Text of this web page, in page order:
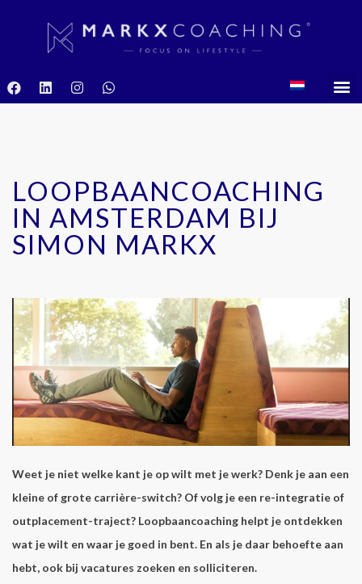
LOOPBAANCOACHING
IN AMSTERDAM BIJ
SIMON MARKX
Weet je niet welke kant je op wilt met je werk? Denk je aan een
kleine of grote carrière-switch? Of volg je een re-integratie of
outplacement-traject? Loopbaancoaching helpt je ontdekken
wat je wilt en waar je goed in bent. En als je daar behoefte aan
hebt, ook bij vacatures zoeken en solliciteren.